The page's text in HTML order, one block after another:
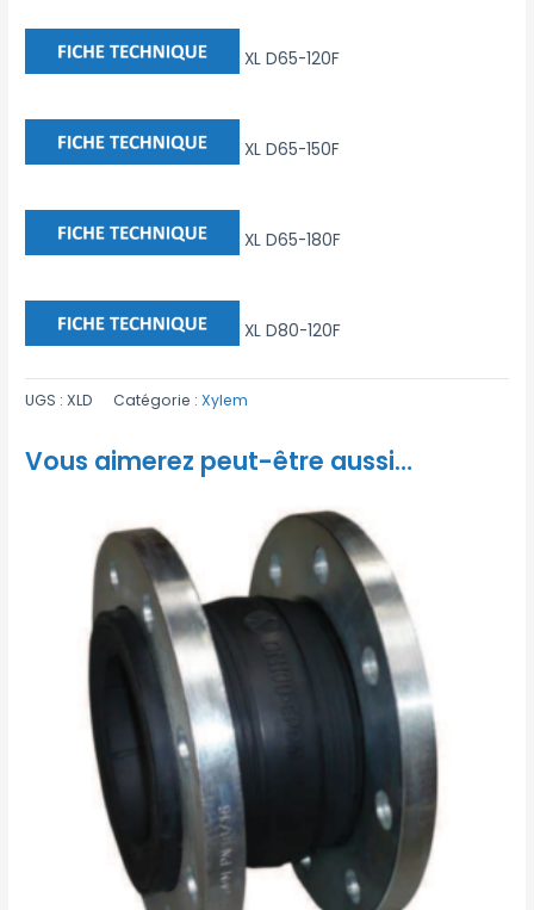
XL D65-120F
XL D65-150F
XL D65-180F
XL D80-120F
UGS :XLD Catégorie :Xylem
Vous aimerez peut-être aussi…